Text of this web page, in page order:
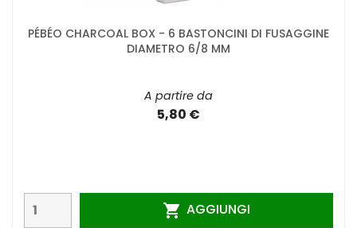
PÉBÉO CHARCOAL BOX - 6 BASTONCINI DI FUSAGGINE
DIAMETRO 6/8 MM
A partire da
5,80 €
 AGGIUNGI